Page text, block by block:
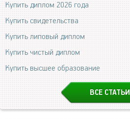
Купить диплом 2026 года
Купить свидетельства
Купить липовый диплом
Купить чистый диплом
Купить высшее образование
ВСЕ СТАТЬИ